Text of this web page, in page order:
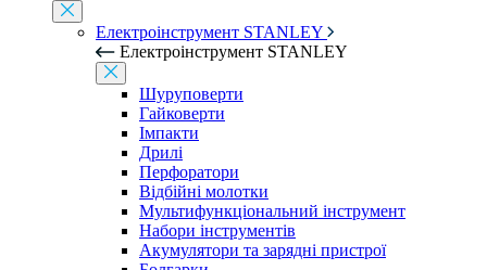
Електроінструмент STANLEY
Електроінструмент STANLEY
Шуруповерти
Гайковерти
Імпакти
Дрилі
Перфоратори
Відбійні молотки
Мультифункціональний інструмент
Набори інструментів
Акумулятори та зарядні пристрої